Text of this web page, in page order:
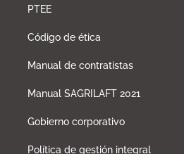
PTEE
Código de ética
Manual de contratistas
Manual SAGRILAFT 2021
Gobierno corporativo
Política de gestión integral